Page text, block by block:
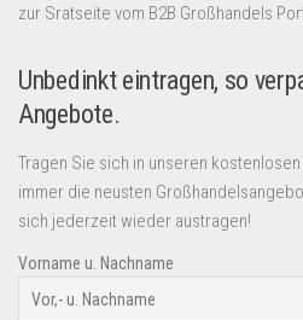
zur Sratseite vom B2B Großhandels
Unbedinkt eintragen, so
Angebote.
Tragen Sie sich in unseren
immer die neusten
sich jederzeit wieder austragen!
Vorname u. Nachname